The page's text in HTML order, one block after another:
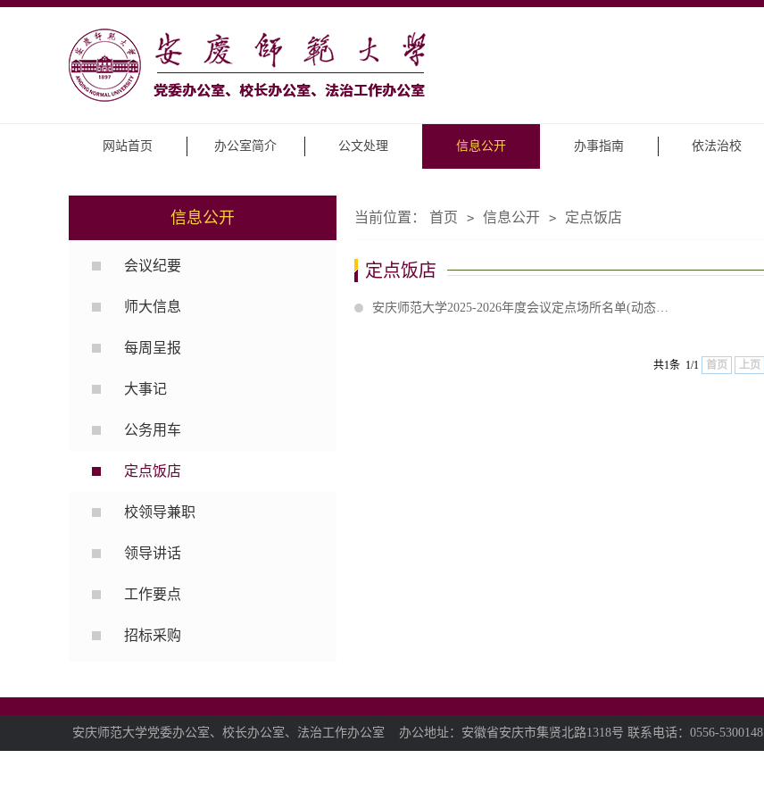
网站首页 办公室简介 公文处理 信息公开 办事指南 依法治校
信息公开
会议纪要
师大信息
每周呈报
大事记
公务用车
定点饭店
校领导兼职
领导讲话
工作要点
招标采购
当前位置： 首页 > 信息公开 > 定点饭店
定点饭店
安庆师范大学2025-2026年度会议定点场所名单(动态…
共1条 1/1 首页 上页
安庆师范大学党委办公室、校长办公室、法治工作办公室 办公地址：安徽省安庆市集贤北路1318号 联系电话：0556-5300148